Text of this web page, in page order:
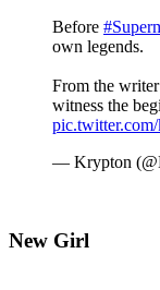
Before
own legends.
From the
witness the
— Krypton
New Girl